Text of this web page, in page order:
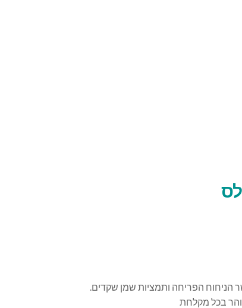
הניחוח הפריחה ותמציות שמן שקדים.
בכל מקלחת